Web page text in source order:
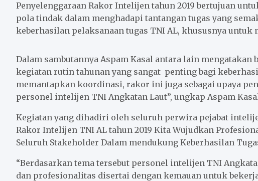
Penyelenggaraan Rakor Intelijen tahun 2019 bertujuan
pola tindak dalam menghadapi tantangan tugas yang
keberhasilan pelaksanaan tugas TNI AL, khususnya untuk
Dalam sambutannya Aspam Kasal antara lain
kegiatan rutin tahunan yang sangat penting bagi
memantapkan koordinasi, rakor ini juga sebagai upaya
personel intelijen TNI Angkatan Laut”, ungkap Aspam
Kegiatan yang dihadiri oleh seluruh perwira pejabat
Rakor Intelijen TNI AL tahun 2019 Kita Wujudkan
Seluruh Stakeholder Dalam mendukung Keberhasilan
“Berdasarkan tema tersebut personel intelijen TNI
dan profesionalitas disertai dengan kemauan untuk